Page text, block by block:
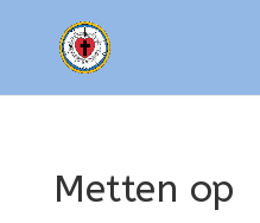
Metten op